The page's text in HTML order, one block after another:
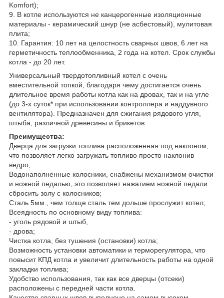
Komfort);
9. В котле используются не канцерогенные изоляционные
материалы - керамический шнур (не асбестовый), мулитовая
плита;
10. Гарантия: 10 лет на целостность сварных швов, 6 лет на
герметичность теплообменника, 2 года на котел. Срок службы
котла - до 20 лет.
Универсальный твердотопливный котел с очень
вместительной топкой, благодаря чему достигается очень
длительное время работы котла как на дровах, так и на угле
(до 3-х суток* при использовании контроллера и наддувного
вентилятора). Предназначен для сжигания рядового угля,
штыба, различной древесины и брикетов.
Преимущества:
Дверца для загрузки топлива расположенная под наклоном,
что позволяет легко загружать топливо просто наклонив
ведро;
Водонаполненные колосники, снабжены механизмом очистки
и ножной педалью, это позволяет нажатием ножной педали
сбросить золу с колосников;
Сталь 5мм., чем толще сталь тем дольше прослужит котел;
Всеядность по основному виду топлива:
- уголь рядовой и штыб,
- дрова;
Чистка котла, без тушения (остановки) котла;
Возможность установки автоматики и терморегулятора, что
повысит КПД котла и увеличит длительность работы на одной
закладки топлива;
Удобство использования, так как все дверцы (отсеки)
расположены с передней части котла.